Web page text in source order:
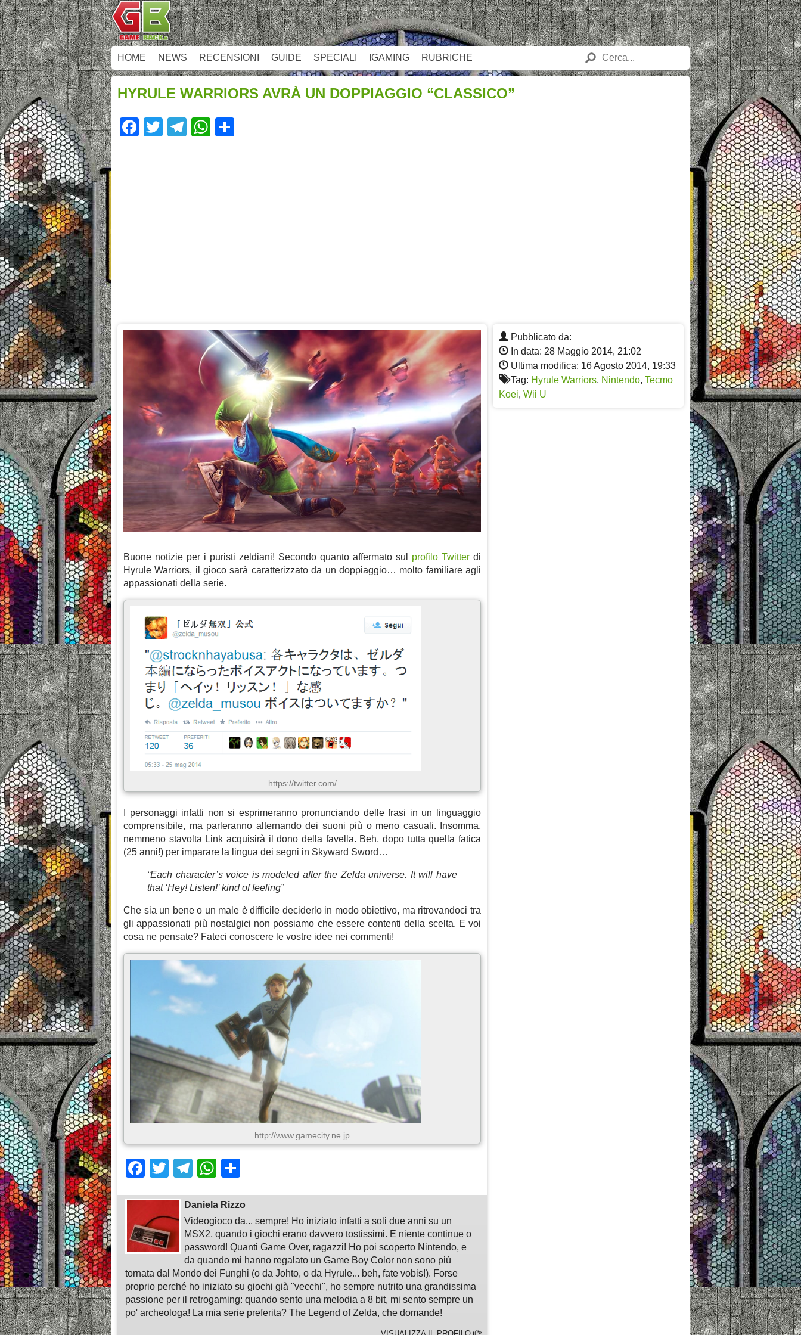
HOME NEWS RECENSIONI GUIDE SPECIALI IGAMING RUBRICHE
HYRULE WARRIORS AVRÀ UN DOPPIAGGIO “CLASSICO”
Facebook
TwitterTelegram
WhatsApp
Pubblicato da:
In data: 28 Maggio 2014, 21:02
Ultima modifica: 16 Agosto 2014, 19:33
Tag: Hyrule Warriors, Nintendo, Tecmo
Koei, Wii U
Buone notizie per i puristi zeldiani! Secondo quanto affermato sul profilo Twitter di
Hyrule Warriors, il gioco sarà caratterizzato da un doppiaggio… molto familiare agli
appassionati della serie.
https://twitter.com/
I personaggi infatti non si esprimeranno pronunciando delle frasi in un linguaggio
comprensibile, ma parleranno alternando dei suoni più o meno casuali. Insomma,
nemmeno stavolta Link acquisirà il dono della favella. Beh, dopo tutta quella fatica
(25 anni!) per imparare la lingua dei segni in Skyward Sword…
“Each character’s voice is modeled after the Zelda universe. It will have
that ‘Hey! Listen!’ kind of feeling”
Che sia un bene o un male è difficile deciderlo in modo obiettivo, ma ritrovandoci tra
gli appassionati più nostalgici non possiamo che essere contenti della scelta. E voi
cosa ne pensate? Fateci conoscere le vostre idee nei commenti!
http://www.gamecity.ne.jp
Facebook
TwitterTelegram
WhatsApp
Daniela Rizzo
Videogioco da... sempre! Ho iniziato infatti a soli due anni su un
MSX2, quando i giochi erano davvero tostissimi. E niente continue o
password! Quanti Game Over, ragazzi! Ho poi scoperto Nintendo, e
da quando mi hanno regalato un Game Boy Color non sono più
tornata dal Mondo dei Funghi (o da Johto, o da Hyrule... beh, fate vobis!). Forse
proprio perché ho iniziato su giochi già "vecchi", ho sempre nutrito una grandissima
passione per il retrogaming: quando sento una melodia a 8 bit, mi sento sempre un
po' archeologa! La mia serie preferita? The Legend of Zelda, che domande!